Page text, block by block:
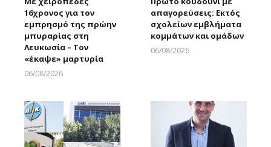
16χρονος για τον
εμπρησμό της πρώην
μπυραρίας στη
Λευκωσία – Τον
«έκαψε» μαρτυρία
06/08/2026
απαγορεύσεις: Εκτός
σχολείων εμβλήματα
κομμάτων και ομάδων
06/08/2026